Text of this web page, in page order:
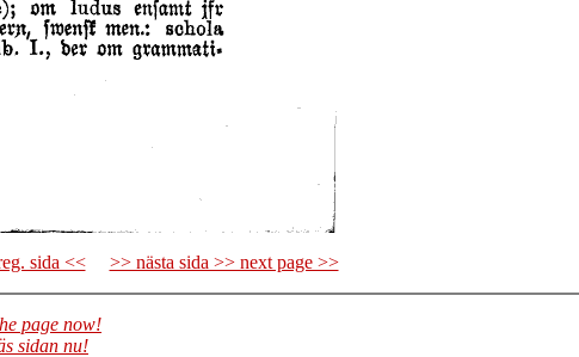
sida << >> nästa sida >> next page >>
page now!
sidan nu!